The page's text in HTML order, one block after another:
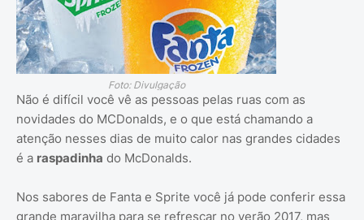
Foto: Divulgação
Não é difícil você vê as pessoas pelas ruas com as
novidades do MCDonalds, e o que está chamando a
atenção nesses dias de muito calor nas grandes cidades
é a raspadinha do McDonalds.
Nos sabores de Fanta e Sprite você já pode conferir essa
grande maravilha para se refrescar no verão 2017, mas